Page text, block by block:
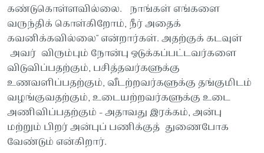
கண்டுகொள்ளவில்லை. நாங்கள் எங்களை
வருந்திக் கொள்கிறோம், நீர் அதைக்
கவனிக்கவில்லை" என்றார்கள். அதற்குக் கடவுள்
அவர் விரும்பும் நோன்பு ஒடுக்கப்பட்டவர்களை
விடுவிப்பதற்கும், பசித்தவர்களுக்கு
உணவளிப்பதற்கும், வீடற்றவர்களுக்கு தங்குமிடம்
வழங்குவதற்கும், உடையற்றவர்களுக்கு உடை
அணிவிப்பதற்கும் - அதாவது இரக்கம், அன்பு
மற்றும் பிறர் அன்புப் பணிக்குத் துணைபோக
வேண்டும் என்கிறார்.